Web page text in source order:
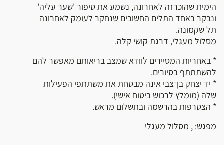
הימית שהוכרזה לאחרונה, נשמע את סיפור 'שער עליה'
ונבקר באחד התלים החשובים שנחקר לעומק לאחרונה –
תל שקמונה.
מסלול מעגלי, דרגת קושי קלה.
* באחריות המסיירים לוודא שמצב בריאותם מאפשר להם
להשתתתף בסיורים.
* יד יצחק בן־צבי אינה מבטחת את משתתפי הפעילות
שלה (מומלץ לרכוש ביטוח אישי).
* הצטרפות בהרשמה ובתשלום מראש.
מפגש: , מסלול מעגלי